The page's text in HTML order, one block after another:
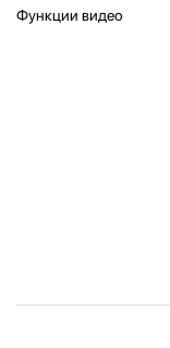
Функции видео